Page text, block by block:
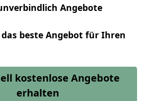
Angebote
das beste Angebot für Ihren
kostenlose Angebote
erhalten